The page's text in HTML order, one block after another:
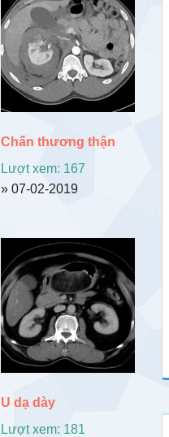
Chấn thương thận
Lượt xem: 167
» 07-02-2019
U dạ dày
Lượt xem: 181